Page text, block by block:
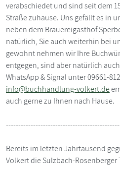
verabschiedet und sind seit dem
Straße zuhause. Uns gefällt es in
neben dem Brauereigasthof
natürlich, Sie auch weiterhin bei
gewohnt nehmen wir Ihre
entgegen, sind aber natürlich
WhatsApp & Signal unter 09661-
info@buchhandlung-volkert.de
auch gerne zu Ihnen nach Hause.
Bereits im letzten Jahrtausend
Volkert die Sulzbach-